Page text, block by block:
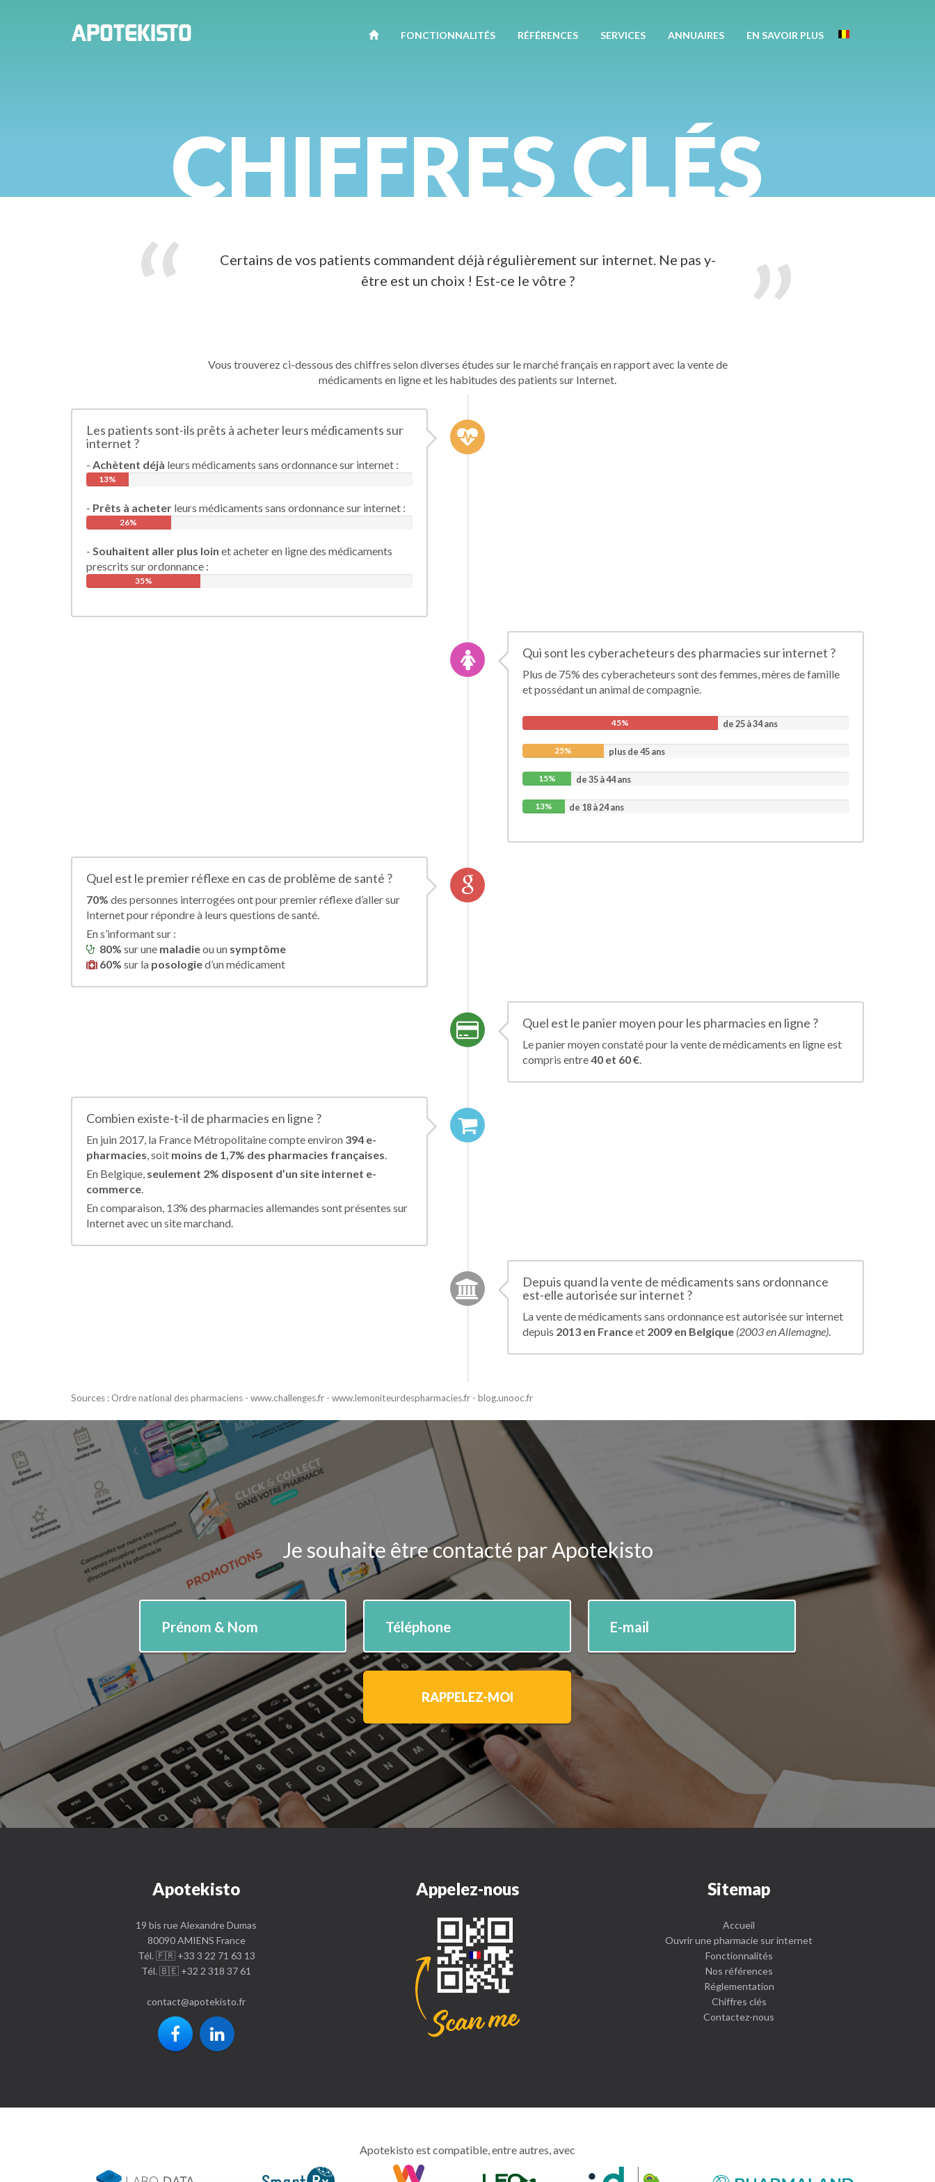
APOTEKISTO
Apotekisto
FONCTIONNALITÉS RÉFÉRENCES SERVICES ANNUAIRES EN SAVOIR PLUS
CHIFFRES CLÉS
Certains de vos patients commandent déjà régulièrement sur internet. Ne pas y-
être est un choix ! Est-ce le vôtre ?
Vous trouverez ci-dessous des chiffres selon diverses études sur le marché français en rapport avec la vente de
médicaments en ligne et les habitudes des patients sur Internet.
Les patients sont-ils prêts à acheter leurs médicaments sur
internet ?
- Achètent déjà leurs médicaments sans ordonnance sur internet :
13%
- Prêts à acheter leurs médicaments sans ordonnance sur internet :
26%
- Souhaitent aller plus loin et acheter en ligne des médicaments
prescrits sur ordonnance :
35%
Qui sont les cyberacheteurs des pharmacies sur internet ?
Plus de 75% des cyberacheteurs sont des femmes, mères de famille
et possédant un animal de compagnie.
45% de 25 à 34 ans
25% plus de 45 ans
15% de 35 à 44 ans
13% de 18 à 24 ans
Quel est le premier réflexe en cas de problème de santé ?
70% des personnes interrogées ont pour premier réflexe d’aller sur
Internet pour répondre à leurs questions de santé.
En s’informant sur :
80% sur une maladieou un symptôme
60% sur la posologied’un médicament
Quel est le panier moyen pour les pharmacies en ligne ?
Le panier moyen constaté pour la vente de médicaments en ligne est
compris entre40 et 60 €.
Combien existe-t-il de pharmacies en ligne ?
En juin 2017, la France Métropolitaine compte environ 394 e-
pharmacies, soit moins de 1,7% des pharmacies françaises.
En Belgique, seulement 2% disposent d’un site internet e-
commerce.
En comparaison, 13% des pharmacies allemandes sont présentes sur
Internet avec un site marchand.
Depuis quand la vente de médicaments sans ordonnance
est-elle autorisée sur internet ?
La vente de médicaments sans ordonnance est autorisée sur internet
depuis 2013 en Franceet 2009 en Belgique (2003 en Allemagne).
Sources : Ordre national des pharmaciens - www.challenges.fr - www.lemoniteurdespharmacies.fr - blog.unooc.fr
Je souhaite être contacté par Apotekisto
Prénom & Nom Téléphone E-mail
RAPPELEZ-MOI
Apotekisto
19 bis rue Alexandre Dumas
80090 AMIENS France
Tél. 🇫🇷 +33 3 22 71 63 13
Tél. 🇧🇪 +32 2 318 37 61
contact@apotekisto.fr
Appelez-nous Sitemap
Accueil
Ouvrir une pharmacie sur internet
Fonctionnalités
Nos références
Réglementation
Chiffres clés
Contactez-nous
Apotekisto est compatible, entre autres, avec